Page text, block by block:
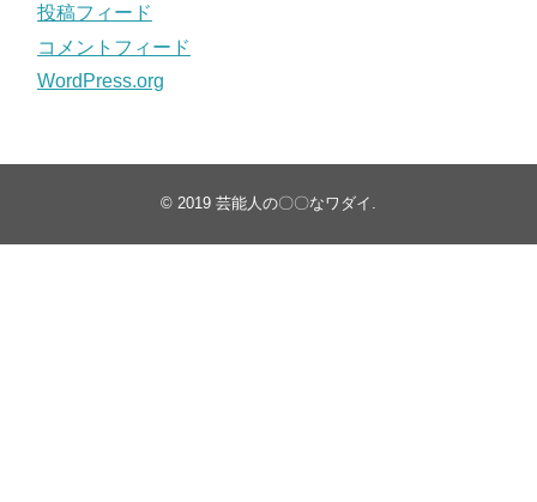
投稿フィード
コメントフィード
WordPress.org
© 2019 芸能人の〇〇なワダイ